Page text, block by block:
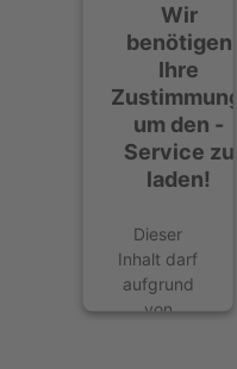
Wir
benötigen
Ihre
Zustimmung,
um den -
Service zu
laden!
Dieser
Inhalt darf
aufgrund
von